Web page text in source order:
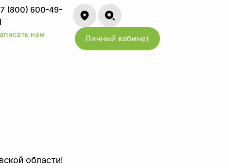
(800) 600-49-
нам Личный кабинет
области!